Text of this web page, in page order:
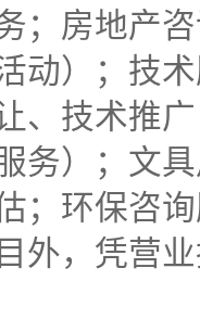
；房地产
动）；技
、技术推
务）；文
；环保咨
外，凭营